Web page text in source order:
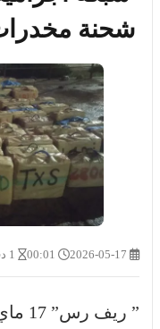
شحنة
” ريف رس” 17 ماي 2026